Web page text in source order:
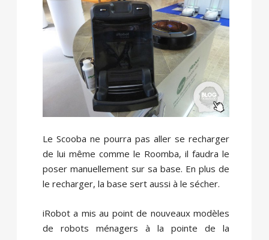
Le Scooba ne pourra pas aller se recharger
de lui même comme le Roomba, il faudra le
poser manuellement sur sa base. En plus de
le recharger, la base sert aussi à le sécher.
iRobot a mis au point de nouveaux modèles
de robots ménagers à la pointe de la